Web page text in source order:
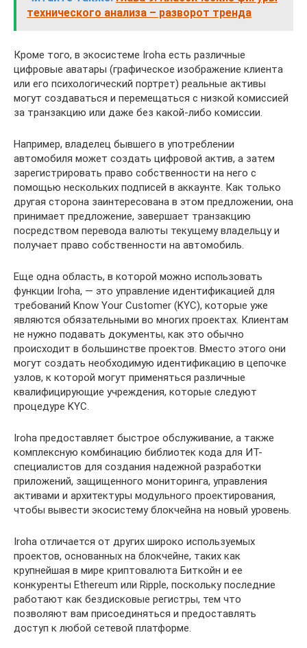
технического анализа – разворот тренда
Кроме того, в экосистеме Iroha есть различные
цифровые аватары (графическое изображение клиента
или его психологический портрет) реальные активы
могут создаваться и перемещаться с низкой комиссией
за транзакцию или даже без какой-либо комиссии.
Например, владелец бывшего в употреблении
автомобиля может создать цифровой актив, а затем
зарегистрировать право собственности на него с
помощью нескольких подписей в аккаунте. Как только
другая сторона заинтересована в этом предложении, она
принимает предложение, завершает транзакцию
посредством перевода валюты текущему владельцу и
получает право собственности на автомобиль.
Еще одна область, в которой можно использовать
функции Iroha, — это управление идентификацией для
требований Know Your Customer (KYC), которые уже
являются обязательными во многих проектах. Клиентам
не нужно подавать документы, как это обычно
происходит в большинстве проектов. Вместо этого они
могут создать необходимую идентификацию в цепочке
узлов, к которой могут применяться различные
квалифицирующие учреждения, которые следуют
процедуре KYC.
Iroha предоставляет быстрое обслуживание, а также
комплексную комбинацию библиотек кода для ИТ-
специалистов для создания надежной разработки
приложений, защищенного мониторинга, управления
активами и архитектуры модульного проектирования,
чтобы вывести экосистему блокчейна на новый уровень.
Iroha отличается от других широко используемых
проектов, основанных на блокчейне, таких как
крупнейшая в мире криптовалюта Биткойн и ее
конкуренты Ethereum или Ripple, поскольку последние
работают как бездисковые регистры, тем что
позволяют вам присоединяться и предоставлять
доступ к любой сетевой платформе.